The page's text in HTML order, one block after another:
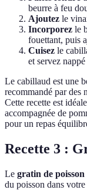
beurre à feu
Ajoutez le
Incorporez le
fouettant, puis
Cuisez le
et servez
Le cabillaud est une
recommandé par des
Cette recette est
accompagnée de
pour un repas
Recette 3 :
Le gratin de poisson
du poisson dans